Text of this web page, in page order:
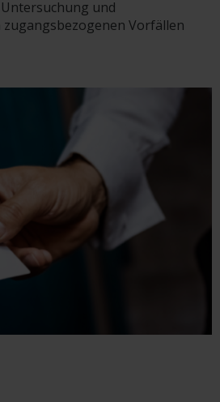
und
Vorfällen